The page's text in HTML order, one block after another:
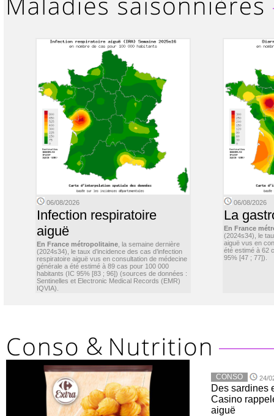
06/08/2026
Infection respiratoire
aiguë
En France métropolitaine , la semaine dernière
(2024s34), le taux d’incidence des cas d’infection
respiratoire aiguë vus en consultation de médecine
générale a été estimé à 89 cas pour 100 000
habitants (IC 95% [83 ; 96]) (sources de données :
Sentinelles et Electronic Medical Records (EMR)
IQVIA).
06/08/2026
La
En France
(2024s34), le
aiguë vus en
été estimé à 62
95% [47 ; 77]).
CONSO 24/
Des sardines
Casino
aiguë